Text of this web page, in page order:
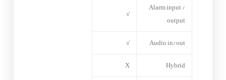
Alarm input /
output
√
Audio in/out
√
Hybrid
X